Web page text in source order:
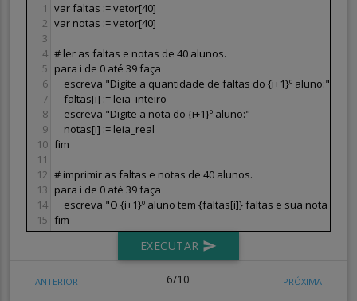
1 var faltas := vetor[40]
2 var notas := vetor[40]
3
4 # ler as faltas e notas de 40 alunos.
5 para i de 0 até 39 faça
6
escreva "Digite a quantidade de faltas do {i+1}º aluno:"
7
    faltas[i] := leia_inteiro
8
    escreva "Digite a nota do {i+1}º aluno:"
9
    notas[i] := leia_real
10 fim
11
12 # imprimir as faltas e notas de 40 alunos.
13 para i de 0 até 39 faça
14
escreva "O {i+1}º aluno tem {faltas[i]} faltas e sua nota é
15 fim
EXECUTAR send
ANTERIOR 6/10 PRÓXIMA